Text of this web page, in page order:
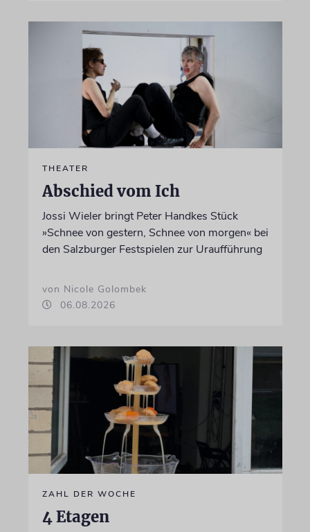
THEATER
Abschied vom Ich
Jossi Wieler bringt Peter Handkes Stück
»Schnee von gestern, Schnee von morgen« bei
den Salzburger Festspielen zur Uraufführung
von Nicole Golombek
06.08.2026
ZAHL DER WOCHE
4 Etagen